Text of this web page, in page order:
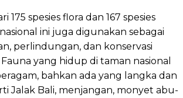
175 spesies flora dan 167 spesies
ini juga digunakan sebagai
perlindungan, dan konservasi
yang hidup di taman nasional
bahkan ada yang langka dan
Jalak Bali, menjangan, monyet abu-